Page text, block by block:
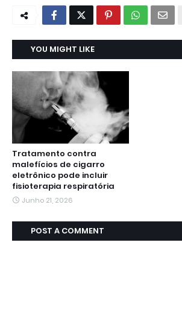
YOU MIGHT LIKE
Tratamento contra
malefícios de cigarro
eletrônico pode incluir
fisioterapia respiratória
Junho 21, 2026
POST A COMMENT